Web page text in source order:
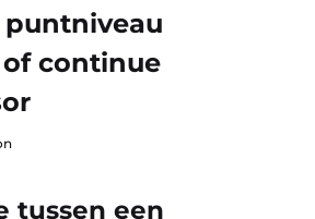
continue
tussen een